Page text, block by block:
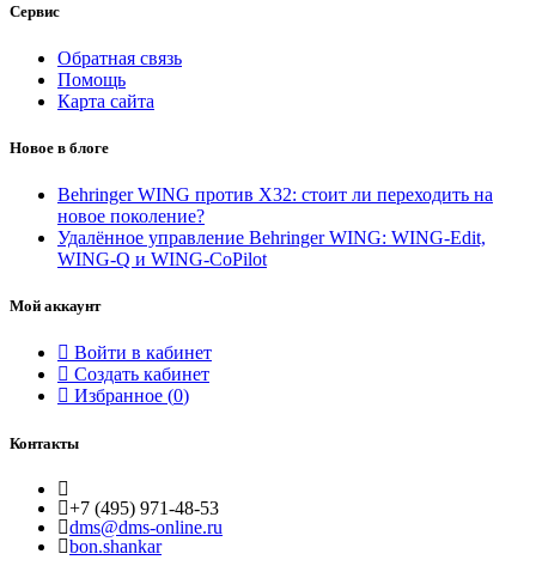
Сервис
Обратная связь
Помощь
Карта сайта
Новое в блоге
Behringer WING против X32: стоит ли переходить на
новое поколение?
Удалённое управление Behringer WING: WING-Edit,
WING-Q и WING-CoPilot
Мой аккаунт
Войти в кабинет
Создать кабинет
Избранное (0)
Контакты
+7 (495) 971-48-53
dms@dms-online.ru
bon.shankar